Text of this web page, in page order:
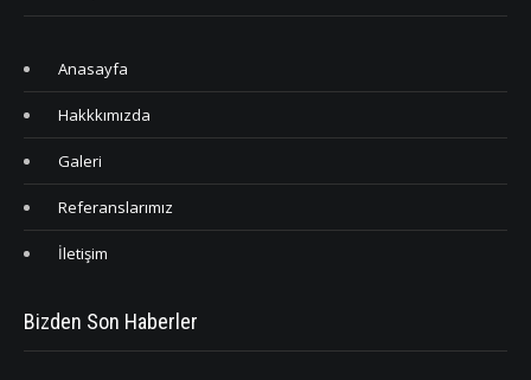
Anasayfa
Hakkkımızda
Galeri
Referanslarımız
İletişim
Bizden Son Haberler